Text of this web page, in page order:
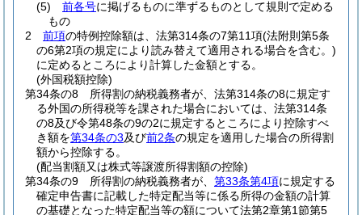
(5) 前各号に掲げるものに準ずるものとして規則で定める
もの
2
前項の特例控除額は、法第314条の7第11項(法附則第5条
の6第2項の規定により読み替えて適用される場合を含む。)
に定めるところにより計算した金額とする。
(外国税額控除)
第34条の8
所得割の納税義務者が、法第314条の8に規定す
る外国の所得税等を課された場合においては、法第314条
の8及び令第48条の9の2に規定するところにより控除すべ
き額を第34条の3及び前2条の規定を適用した場合の所得割
額から控除する。
(配当割額又は株式等譲渡所得割額の控除)
第34条の9
所得割の納税義務者が、 第33条第4項に規定する
確定申告書に記載した特定配当等に係る所得の金額の計算
の基礎となった特定配当等の額について法第2章第1節第5